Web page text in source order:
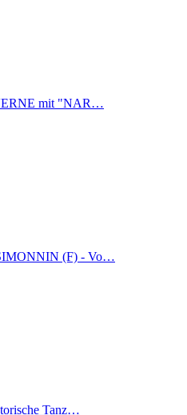
mit "NAR…
(F) - Vo…
Tanz…